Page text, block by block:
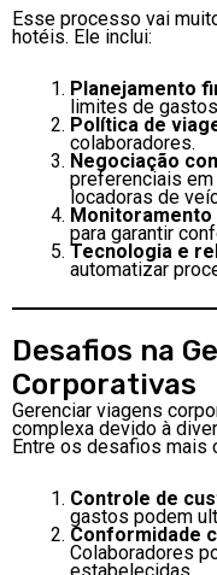
Esse processo vai
hotéis. Ele inclui:
Planejamento
limites de
Política de
colaboradores.
Negociação
preferenciais
locadoras de
para garantir
Tecnologia e
automatizar
Desafios na
Corporativas
Gerenciar viagens
complexa devido à
Entre os desafios mais
Controle de
gastos podem
Conformidade
Colaboradores